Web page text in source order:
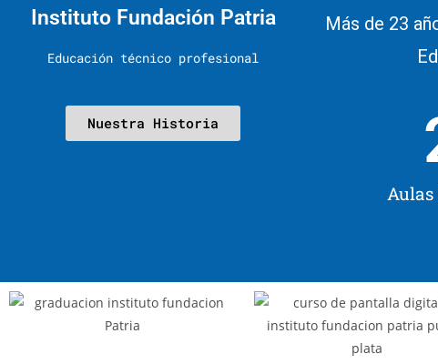
Instituto Fundación Patria
Educación técnico profesional
Nuestra Historia
Más de 23
Aulas